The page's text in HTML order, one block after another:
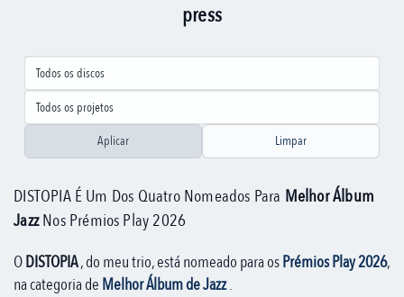
press
Aplicar Limpar
DISTOPIA É Um Dos Quatro Nomeados Para Melhor Álbum
JazzNos Prémios Play 2026
ODISTOPIA, do meu trio, está nomeado para osPrémios Play 2026,
na categoria de Melhor Álbum de Jazz.